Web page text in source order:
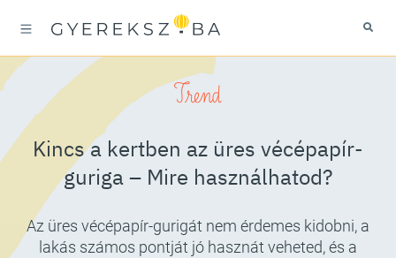
Trend
Kincs a kertben az üres vécépapír-
guriga – Mire használhatod?
Az üres vécépapír-gurigát nem érdemes kidobni, a
lakás számos pontját jó hasznát veheted, és a